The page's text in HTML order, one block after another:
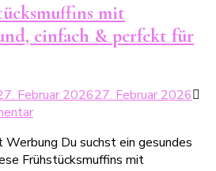
mit
einfach & perfekt für
Februar 202627. Februar 2026
zu
besten
Frühstücksmuffins
Du suchst ein gesundes
Frühstücksmuffins mit